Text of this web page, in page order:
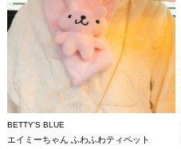
BETTY'S BLUE
エイミーちゃん ふわふわティペット